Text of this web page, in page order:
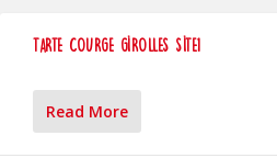
tarte courge girolles site1
Read More